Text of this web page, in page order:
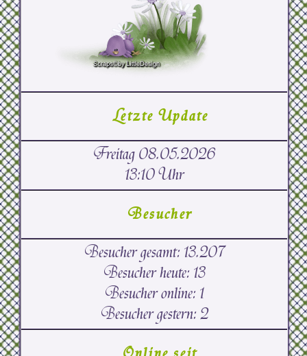
Letzte Update
Freitag 08.05.2026
13:10 Uhr
Besucher
Besucher gesamt: 13.207
Besucher heute: 13
Besucher online: 1
Besucher gestern:2